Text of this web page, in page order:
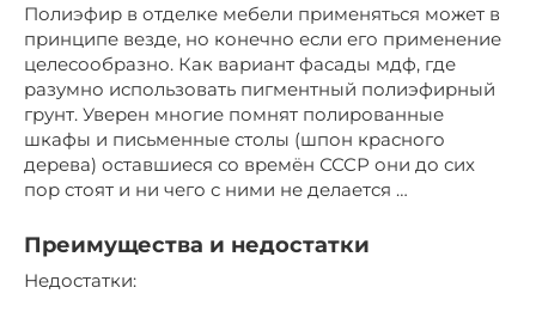
Полиэфир в отделке мебели применяться может в
принципе везде, но конечно если его применение
целесообразно. Как вариант фасады мдф, где
разумно использовать пигментный полиэфирный
грунт. Уверен многие помнят полированные
шкафы и письменные столы (шпон красного
дерева) оставшиеся со времён СССР они до сих
пор стоят и ни чего с ними не делается …
Преимущества и недостатки
Недостатки: